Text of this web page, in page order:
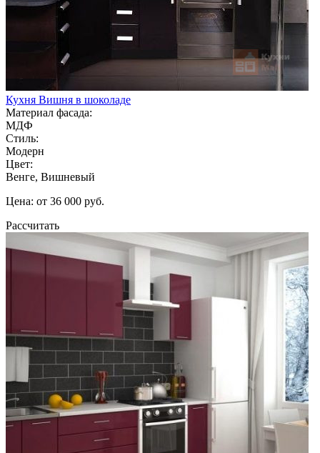
Кухня Вишня в шоколаде
Материал фасада:
МДФ
Стиль:
Модерн
Цвет:
Венге, Вишневый
Цена: от 36 000 руб.
Рассчитать